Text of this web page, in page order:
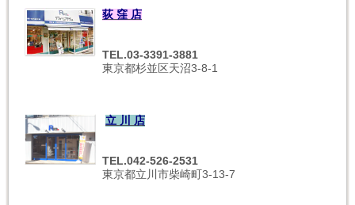
荻 窪 店
TEL.03-3391-3881
東京都杉並区天沼3-8-1
立 川 店
TEL.042-526-2531
東京都立川市柴崎町3-13-7